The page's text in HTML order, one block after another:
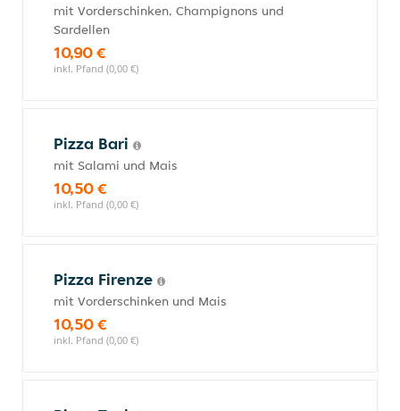
mit Vorderschinken, Champignons und
Sardellen
10,90 €
inkl. Pfand (0,00 €)
Pizza Bari
mit Salami und Mais
10,50 €
inkl. Pfand (0,00 €)
Pizza Firenze
mit Vorderschinken und Mais
10,50 €
inkl. Pfand (0,00 €)